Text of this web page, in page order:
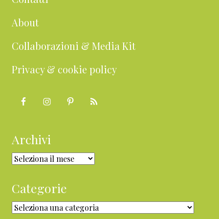
About
Collaborazioni & Media Kit
Privacy & cookie policy
Archivi
Archivi
Categorie
Categorie